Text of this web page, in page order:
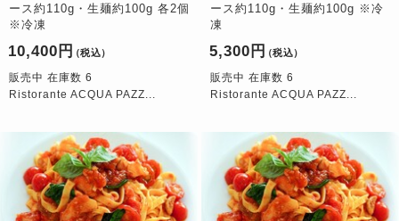
ース約110g・生麺約100g 各2個
※冷凍
10,400円 （税込）
販売中 在庫数 6
Ristorante ACQUA PAZZ...
ース約110g・生麺約100g ※冷
凍
5,300円 （税込）
販売中 在庫数 6
Ristorante ACQUA PAZZ...